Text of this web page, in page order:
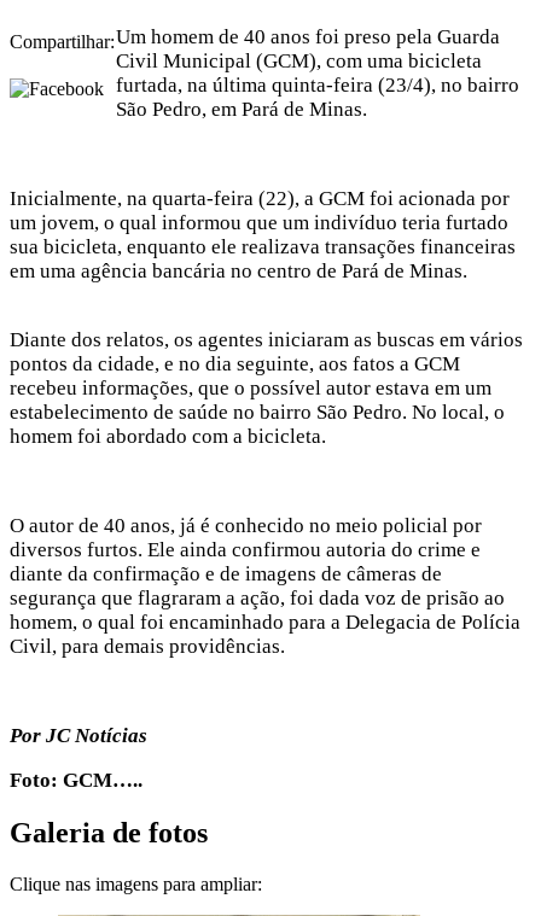
Compartilhar:Um homem de 40 anos foi preso pela Guarda
Civil Municipal (GCM), com uma bicicleta
furtada, na última quinta-feira (23/4), no bairro
São Pedro, em Pará de Minas.
Inicialmente, na quarta-feira (22), a GCM foi acionada por
um jovem, o qual informou que um indivíduo teria furtado
sua bicicleta, enquanto ele realizava transações financeiras
em uma agência bancária no centro de Pará de Minas.
Diante dos relatos, os agentes iniciaram as buscas em vários
pontos da cidade, e no dia seguinte, aos fatos a GCM
recebeu informações, que o possível autor estava em um
estabelecimento de saúde no bairro São Pedro. No local, o
homem foi abordado com a bicicleta.
O autor de 40 anos, já é conhecido no meio policial por
diversos furtos. Ele ainda confirmou autoria do crime e
diante da confirmação e de imagens de câmeras de
segurança que flagraram a ação, foi dada voz de prisão ao
homem, o qual foi encaminhado para a Delegacia de Polícia
Civil, para demais providências.
Por JC Notícias
Foto: GCM…..
Galeria de fotos
Clique nas imagens para ampliar: